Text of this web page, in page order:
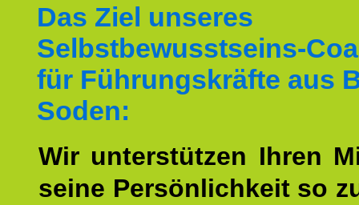
Das Ziel unseres
Selbstbewusstseins-
für Führungskräfte aus
Soden:
Wir unterstützen Ihren
seine Persönlichkeit so